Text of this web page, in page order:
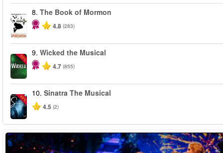
8. The Book of Mormon
4.8 (283)
-50%
9. Wicked the Musical
4.7 (855)
-40%
10. Sinatra The Musical
4.5 (2)